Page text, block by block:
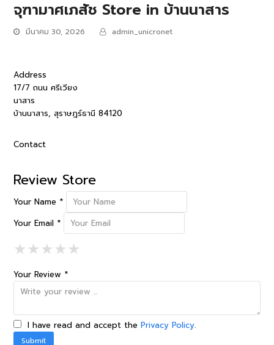
จุฑามาศเภสัช Store in บ้านนาสาร
มีนาคม 30, 2026 admin_unicronet
Address
17/7 ถนน ศรีเวียง
นาสาร
บ้านนาสาร, สุราษฎร์ธานี 84120
Contact
Review Store
Your Name *
Your Email *
★1 Star
★★2 Stars
★★★3 Stars
★★★★4 Stars
★★★★★5 Stars
Your Review *
I have read and accept thePrivacy Policy.